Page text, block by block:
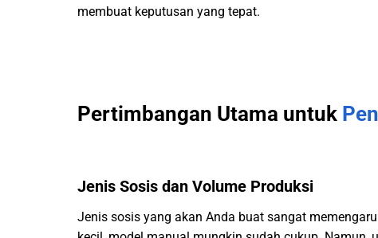
membuat keputusan yang tepat.
Pertimbangan Utama untuk
Jenis Sosis dan Volume Produksi
Jenis sosis yang akan Anda buat sangat